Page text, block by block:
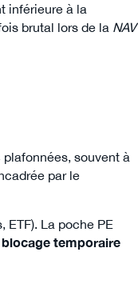
inférieure à la
brutal lors de la NAV
plafonnées, souvent à
par le
ETF). La poche PE
blocage temporaire